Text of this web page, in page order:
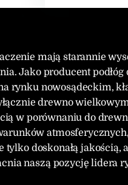
mają starannie
Jako producent
rynku nowosądeckim,
drewno
w porównaniu do
doskonałą jakością,
naszą pozycję lidera